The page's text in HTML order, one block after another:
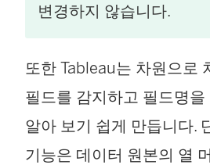
변경하지 않습니다.
또한 Tableau는 차원으로
필드를 감지하고 필드명
알아 보기 쉽게 만듭니다.
기능은 데이터 원본의 열